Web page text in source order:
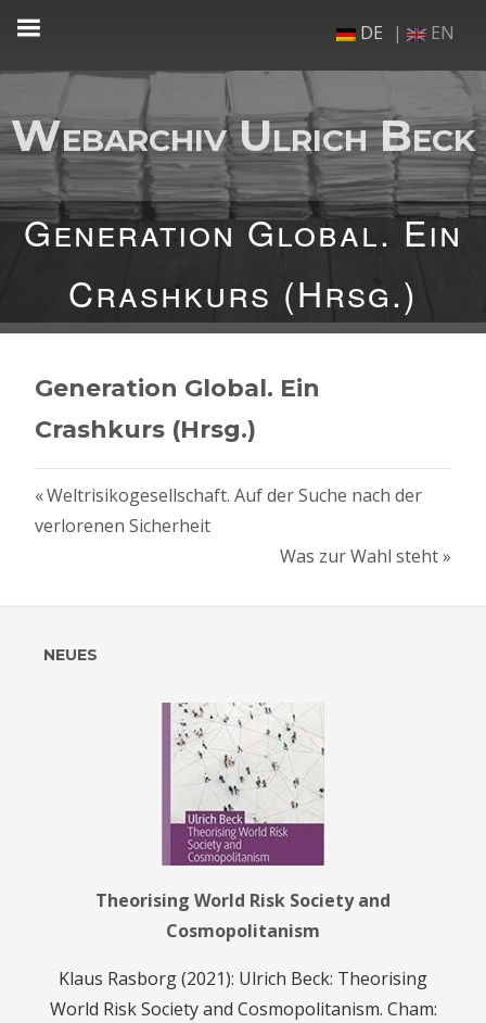
Zum
Inhalt
springen
DE EN
Webarchiv Ulrich Beck
Generation Global. Ein
Crashkurs (Hrsg.)
Generation Global. Ein
Crashkurs (Hrsg.)
Beitragsnavigation
Vorheriger
Beitrag:
Weltrisikogesellschaft. Auf der Suche nach der
verlorenen Sicherheit
Nächster
Was zur Wahl steht
NEUES
Theorising World Risk Society and
Cosmopolitanism
Klaus Rasborg (2021): Ulrich Beck: Theorising
World Risk Society and Cosmopolitanism. Cham: